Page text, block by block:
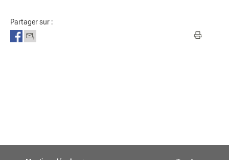
Partager sur :